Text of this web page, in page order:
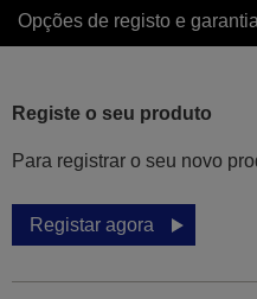
Opções de registo e garantia
Registe o seu produto
Para registrar o seu novo
Registar agora